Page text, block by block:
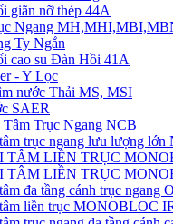
giãn nỡ thép 44A
Ngang
Ty Ngắn
cao su Đàn Hồi 41A
- Y Lọc
nước Thải MS, MSI
SAER
Trục Ngang NCB
trục ngang lưu lượng lớn
TÂM LIỀN TRỤC
TÂM LIỀN TRỤC
đa tầng cánh trục ngang
liền trục MONOBLOC